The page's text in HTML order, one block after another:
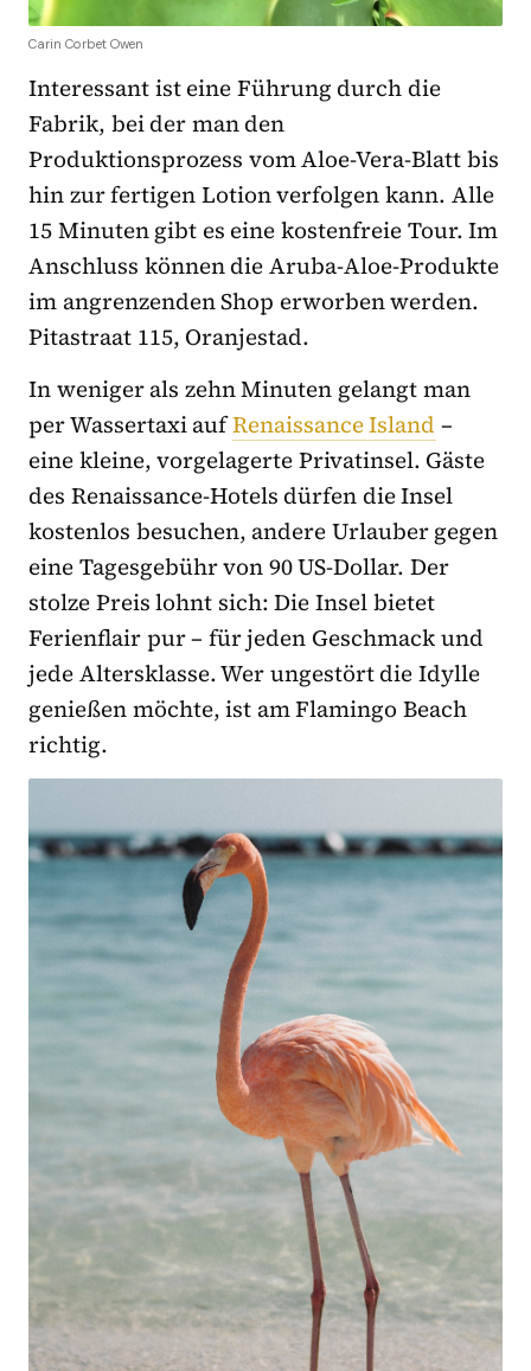
Carin Corbet Owen
Interessant ist eine Führung durch die
Fabrik, bei der man den
Produktionsprozess vom Aloe-Vera-Blatt bis
hin zur fertigen Lotion verfolgen kann. Alle
15 Minuten gibt es eine kostenfreie Tour. Im
Anschluss können die Aruba-Aloe-Produkte
im angrenzenden Shop erworben werden.
Pitastraat 115, Oranjestad.
In weniger als zehn Minuten gelangt man
per Wassertaxi aufRenaissance Island –
eine kleine, vorgelagerte Privatinsel. Gäste
des Renaissance-Hotels dürfen die Insel
kostenlos besuchen, andere Urlauber gegen
eine Tagesgebühr von 90 US-Dollar. Der
stolze Preis lohnt sich: Die Insel bietet
Ferienflair pur – für jeden Geschmack und
jede Altersklasse. Wer ungestört die Idylle
genießen möchte, ist am Flamingo Beach
richtig.